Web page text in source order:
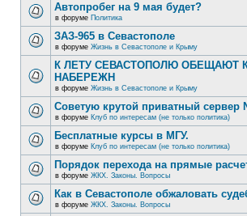
Автопробег на 9 мая будет?
в форуме Политика
ЗАЗ-965 в Севастополе
в форуме Жизнь в Севастополе и Крыму
К ЛЕТУ СЕВАСТОПОЛЮ ОБЕЩАЮТ
НАБЕРЕЖН
в форуме Жизнь в Севастополе и Крыму
Советую крутой приватный сервер
в форуме Клуб по интересам (не только политика)
Бесплатные курсы в МГУ.
в форуме Клуб по интересам (не только политика)
Порядок перехода на прямые
в форуме ЖКХ. Законы. Вопросы
Как в Севастополе обжаловать
в форуме ЖКХ. Законы. Вопросы